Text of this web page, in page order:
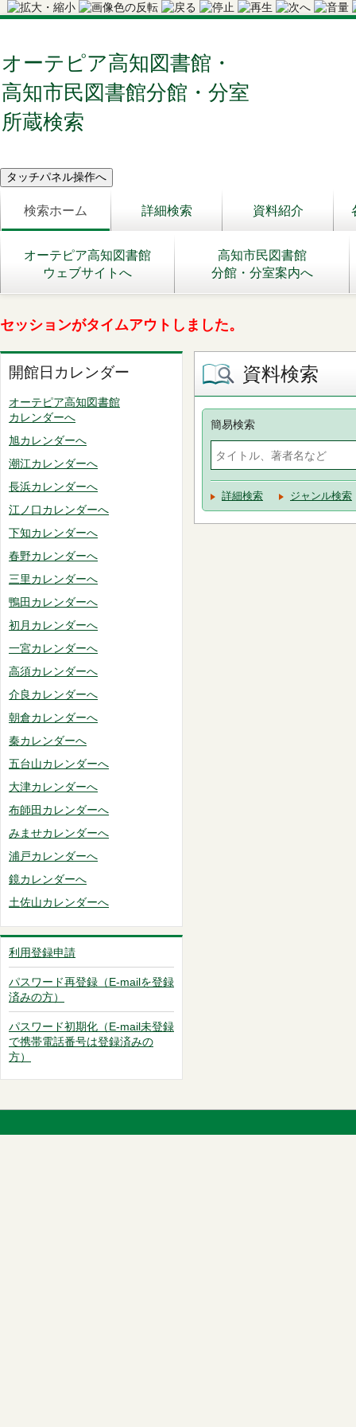
オーテピア高知図書館・
高知市民図書館分館・分室
所蔵検索
検索ホーム 詳細検索 資料紹介
オーテピア高知図書館
ウェブサイトへ
高知市民図書館
分館・分室案内へ
セッションがタイムアウトしました。
開館日カレンダー
オーテピア高知図書館
カレンダーへ
旭カレンダーへ
潮江カレンダーへ
長浜カレンダーへ
江ノ口カレンダーへ
下知カレンダーへ
春野カレンダーへ
三里カレンダーへ
鴨田カレンダーへ
初月カレンダーへ
一宮カレンダーへ
高須カレンダーへ
介良カレンダーへ
朝倉カレンダーへ
秦カレンダーへ
五台山カレンダーへ
大津カレンダーへ
布師田カレンダーへ
みませカレンダーへ
浦戸カレンダーへ
鏡カレンダーへ
土佐山カレンダーへ
利用登録申請
パスワード再登録（E-mailを登録
済みの方）
パスワード初期化（E-mail未登録
で携帯電話番号は登録済みの
方）
資料検索
簡易検索
詳細検索 ジャンル検索